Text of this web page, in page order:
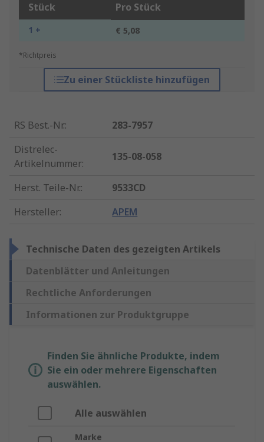
Stück Pro Stück
1 + € 5,08
*Richtpreis
Zu einer Stückliste hinzufügen
RS Best.-Nr.:
283-7957
Distrelec-
Artikelnummer:
135-08-058
Herst. Teile-Nr.:
9533CD
Hersteller: APEM
Technische Daten des gezeigten Artikels
Datenblätter und Anleitungen
Rechtliche Anforderungen
Informationen zur Produktgruppe
Finden Sie ähnliche Produkte, indem
Sie ein oder mehrere Eigenschaften
auswählen.
Alle auswählen
Marke